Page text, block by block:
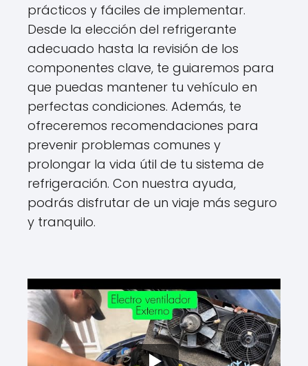
prácticos y fáciles de implementar.
Desde la elección del refrigerante
adecuado hasta la revisión de los
componentes clave, te guiaremos para
que puedas mantener tu vehículo en
perfectas condiciones. Además, te
ofreceremos recomendaciones para
prevenir problemas comunes y
prolongar la vida útil de tu sistema de
refrigeración. Con nuestra ayuda,
podrás disfrutar de un viaje más seguro
y tranquilo.